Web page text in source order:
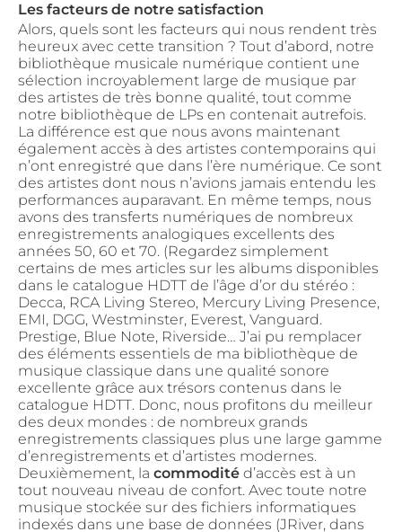
Les facteurs de notre satisfaction
Alors, quels sont les facteurs qui nous rendent très
heureux avec cette transition ? Tout d’abord, notre
bibliothèque musicale numérique contient une
sélection incroyablement large de musique par
des artistes de très bonne qualité, tout comme
notre bibliothèque de LPs en contenait autrefois.
La différence est que nous avons maintenant
également accès à des artistes contemporains qui
n’ont enregistré que dans l’ère numérique. Ce sont
des artistes dont nous n’avions jamais entendu les
performances auparavant. En même temps, nous
avons des transferts numériques de nombreux
enregistrements analogiques excellents des
années 50, 60 et 70. (Regardez simplement
certains de mes articles sur les albums disponibles
dans le catalogue HDTT de l’âge d’or du stéréo :
Decca, RCA Living Stereo, Mercury Living Presence,
EMI, DGG, Westminster, Everest, Vanguard.
Prestige, Blue Note, Riverside… J’ai pu remplacer
des éléments essentiels de ma bibliothèque de
musique classique dans une qualité sonore
excellente grâce aux trésors contenus dans le
catalogue HDTT. Donc, nous profitons du meilleur
des deux mondes : de nombreux grands
enregistrements classiques plus une large gamme
d’enregistrements et d’artistes modernes.
Deuxièmement, la commodité d’accès est à un
tout nouveau niveau de confort. Avec toute notre
musique stockée sur des fichiers informatiques
indexés dans une base de données (JRiver, dans